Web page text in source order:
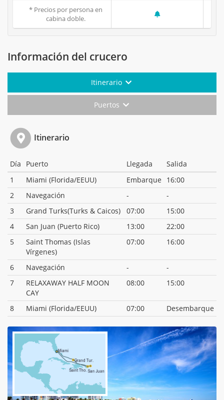
* Precios por persona en
cabina doble.
Información del crucero
Itinerario
Puertos
Itinerario
Día Puerto Llegada
Salida
1
Miami (Florida/EEUU) Embarque
16:00
2
Navegación -
-
3
Grand Turks(Turks & Caicos) 07:00
15:00
4
San Juan (Puerto Rico) 13:00
22:00
5
Saint Thomas (Islas
Vírgenes)
07:00 16:00
6 Navegación -
-
7
RELAXAWAY HALF MOON
CAY
08:00 15:00
8 Miami (Florida/EEUU) 07:00 Desembarque